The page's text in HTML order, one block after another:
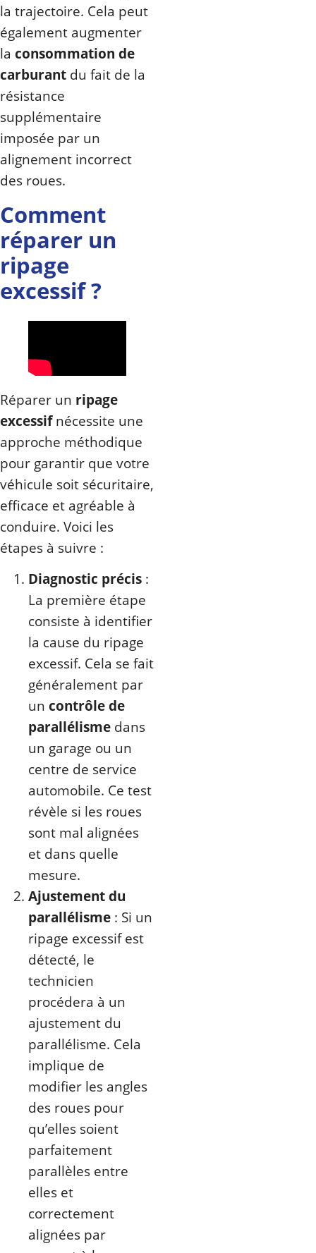
la trajectoire. Cela peut
également augmenter
la consommation de
carburant du fait de la
résistance
supplémentaire
imposée par un
alignement incorrect
des roues.
Comment
réparer un
ripage
excessif ?
Réparer un ripage
excessifnécessite une
approche méthodique
pour garantir que votre
véhicule soit sécuritaire,
efficace et agréable à
conduire. Voici les
étapes à suivre :
Diagnostic précis :
La première étape
consiste à identifier
la cause du ripage
excessif. Cela se fait
généralement par
un contrôle de
parallélisme dans
un garage ou un
centre de service
automobile. Ce test
révèle si les roues
sont mal alignées
et dans quelle
mesure.
Ajustement du
parallélisme : Si un
ripage excessif est
détecté, le
technicien
procédera à un
ajustement du
parallélisme. Cela
implique de
modifier les angles
des roues pour
qu’elles soient
parfaitement
parallèles entre
elles et
correctement
alignées par